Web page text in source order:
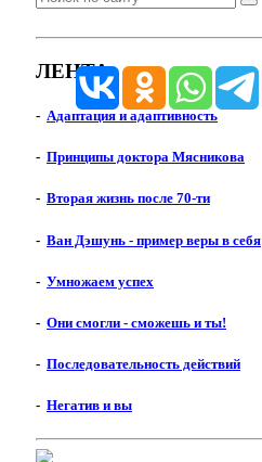
ЛЕНТА
- Адаптация и адаптивность
- Принципы доктора Мясникова
- Вторая жизнь после 70-ти
- Ван Дэшунь - пример веры в себя
- Умножаем успех
- Они смогли - сможешь и ты!
- Последовательность действий
- Негатив и вы